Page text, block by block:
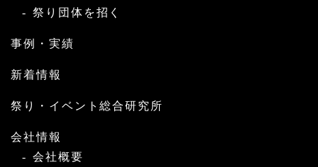
祭り団体を招く
事例・実績
新着情報
祭り・イベント総合研究所
会社情報
会社概要